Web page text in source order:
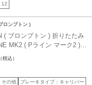
12
ロンプトン )
( ブロンプトン ) 折りたたみ
MK2 ( Pライン マーク2 ) 4
なし S4L デューンサンド (
185cm前後 )
（税込）
その他
ブレーキタイプ：キャリパー